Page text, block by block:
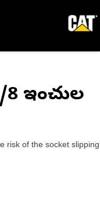
ఇంచుల
risk of the socket slipping